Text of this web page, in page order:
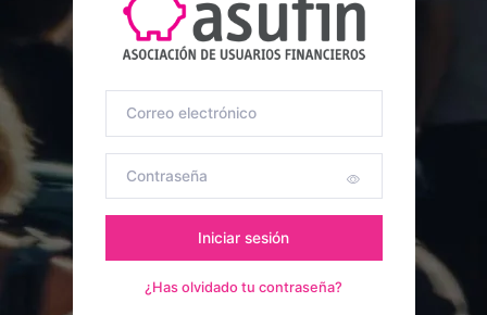
Iniciar sesión
¿Has olvidado tu contraseña?